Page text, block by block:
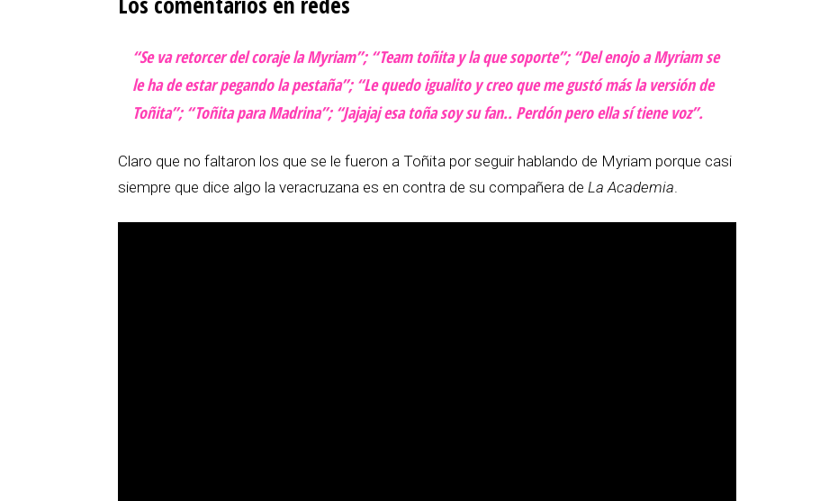
“Se va retorcer del coraje la Myriam”; “Team toñita y la que soporte”; “Del enojo a Myriam se
le ha de estar pegando la pestaña”; “Le quedo igualito y creo que me gustó más la versión de
Toñita”; “Toñita para Madrina”; “Jajajaj esa toña soy su fan.. Perdón pero ella sí tiene voz”.
Claro que no faltaron los que se le fueron a Toñita por seguir hablando de Myriam porque casi
siempre que dice algo la veracruzana es en contra de su compañera de La Academia